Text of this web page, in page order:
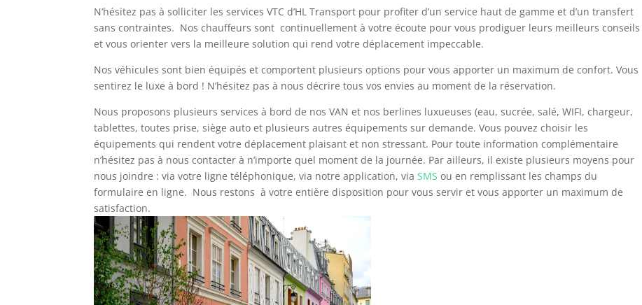
N’hésitez pas à solliciter les services VTC d’HL Transport pour profiter d’un service haut de gamme et d’un transfert
sans contraintes. Nos chauffeurs sont continuellement à votre écoute pour vous prodiguer leurs meilleurs conseils
et vous orienter vers la meilleure solution qui rend votre déplacement impeccable.
Nos véhicules sont bien équipés et comportent plusieurs options pour vous apporter un maximum de confort. Vous
sentirez le luxe à bord ! N’hésitez pas à nous décrire tous vos envies au moment de la réservation.
Nous proposons plusieurs services à bord de nos VAN et nos berlines luxueuses (eau, sucrée, salé, WIFI, chargeur,
tablettes, toutes prise, siège auto et plusieurs autres équipements sur demande. Vous pouvez choisir les
équipements qui rendent votre déplacement plaisant et non stressant. Pour toute information complémentaire
n’hésitez pas à nous contacter à n’importe quel moment de la journée. Par ailleurs, il existe plusieurs moyens pour
nous joindre : via votre ligne téléphonique, via notre application, viaSMS ou en remplissant les champs du
formulaire en ligne. Nous restons à votre entière disposition pour vous servir et vous apporter un maximum de
satisfaction.